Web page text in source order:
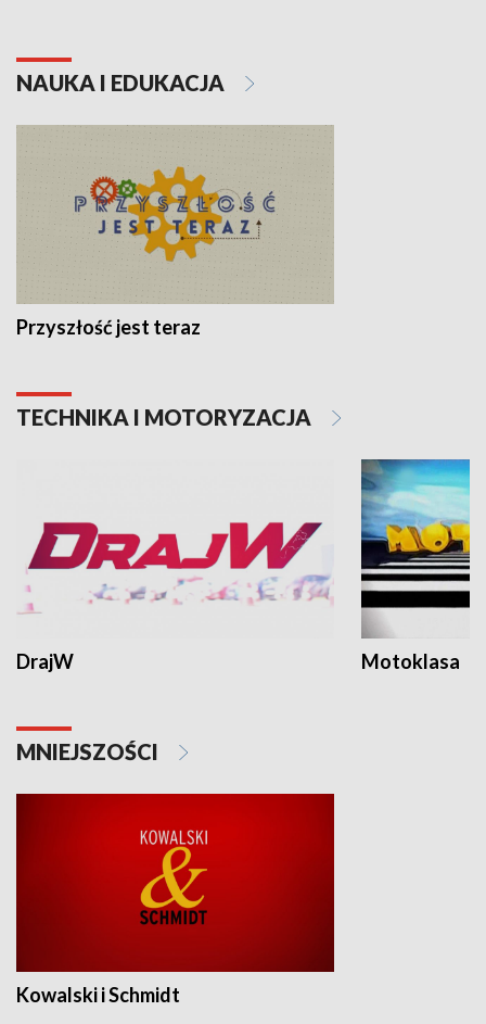
NAUKA I EDUKACJA
Przyszłość jest teraz
TECHNIKA I MOTORYZACJA
DrajW Motoklasa
MNIEJSZOŚCI
Kowalski i Schmidt